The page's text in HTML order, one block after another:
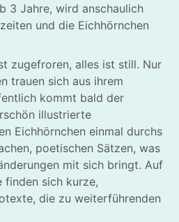
3 Jahre, wird anschaulich
und die Eichhörnchen
zugefroren, alles ist still. Nur
trauen sich aus ihrem
kommt bald der
illustrierte
Eichhörnchen einmal durchs
poetischen Sätzen, was
mit sich bringt. Auf
sich kurze,
die zu weiterführenden